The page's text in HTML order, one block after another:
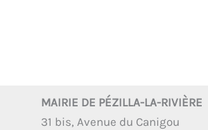
MAIRIE DE PÉZILLA-LA-RIVIÈRE
31 bis, Avenue du Canigou